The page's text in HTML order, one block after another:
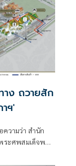
าง ถวายสัก
ฯ'
ความว่า สำนัก
ระศพสมเด็จพระ